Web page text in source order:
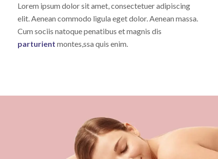
Lorem ipsum dolor sit amet, consectetuer adipiscing
elit. Aenean commodo ligula eget dolor. Aenean massa.
Cum sociis natoque penatibus et magnis dis
parturient montes,ssa quis enim.